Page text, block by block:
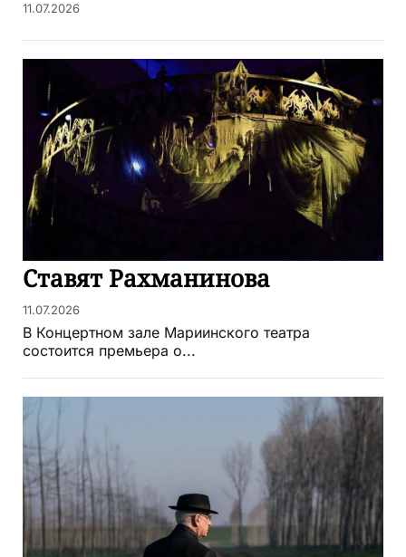
11.07.2026
Ставят Рахманинова
11.07.2026
В Концертном зале Мариинского театра
состоится премьера о...